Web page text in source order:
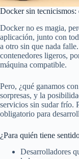
Docker sin tecnicismos:
Docker no es magia,
aplicación, junto con
a otro sin que nada
contenedores ligeros,
máquina compatible.
Pero, ¿qué ganamos
sorpresas, y la
servicios sin sudar frío.
obligatorio para
¿Para quién tiene
Desarrolladores